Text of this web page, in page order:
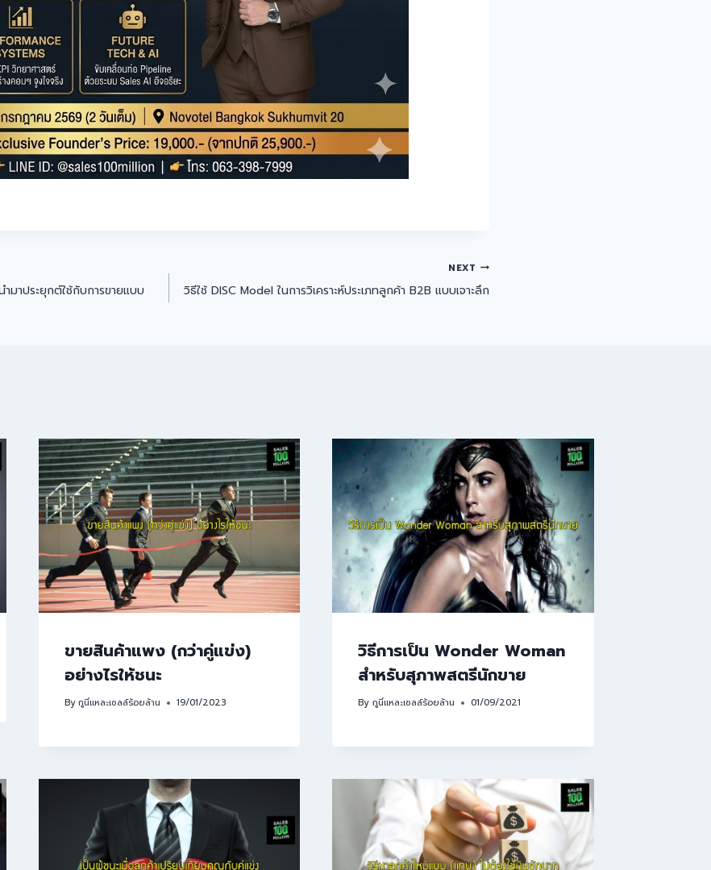
าประยุกต์ใช้กับการขายแบบ
NEXT
วิธีใช้ DISC Model ในการวิเคราะห์ประเภทลูกค้า B2B แบบเจาะลึก
ขายสินค้าแพง (กว่าคู่แข่ง)
อย่างไรให้ชนะ
Byกูนี่แหละเซลล์ร้อยล้าน 19/01/2023
วิธีการเป็น Wonder Woman
สำหรับสุภาพสตรีนักขาย
By กูนี่แหละเซลล์ร้อยล้าน 01/09/2021